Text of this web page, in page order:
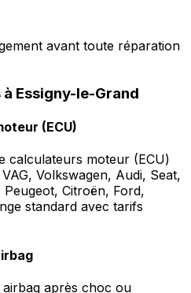
avant toute réparation
Essigny-le-Grand
(ECU)
calculateurs moteur (ECU)
Volkswagen, Audi, Seat,
Citroën, Ford,
standard avec tarifs
après choc ou